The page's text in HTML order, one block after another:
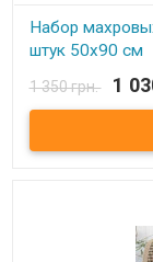
Набор
штук 50х90 см
В наличии
Набор махровых
Размер: 50х90 см
Плотность: 550 г/
1 350 грн. 1